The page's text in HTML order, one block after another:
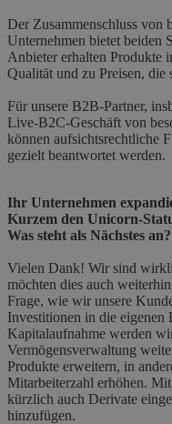
Der Zusammenschluss von
Unternehmen bietet beiden
Anbieter erhalten Produkte
Qualität und zu Preisen, die
Für unsere B2B-Partner,
Live-B2C-Geschäft von
können aufsichtsrechtliche
gezielt beantwortet werden.
Ihr Unternehmen
Kurzem den Unicorn-
Was steht als Nächstes an?
Vielen Dank! Wir sind
möchten dies auch
Frage, wie wir unsere
Investitionen in die eigenen
Kapitalaufnahme werden
Vermögensverwaltung
Produkte erweitern, in
Mitarbeiterzahl erhöhen.
kürzlich auch Derivate
hinzufügen.